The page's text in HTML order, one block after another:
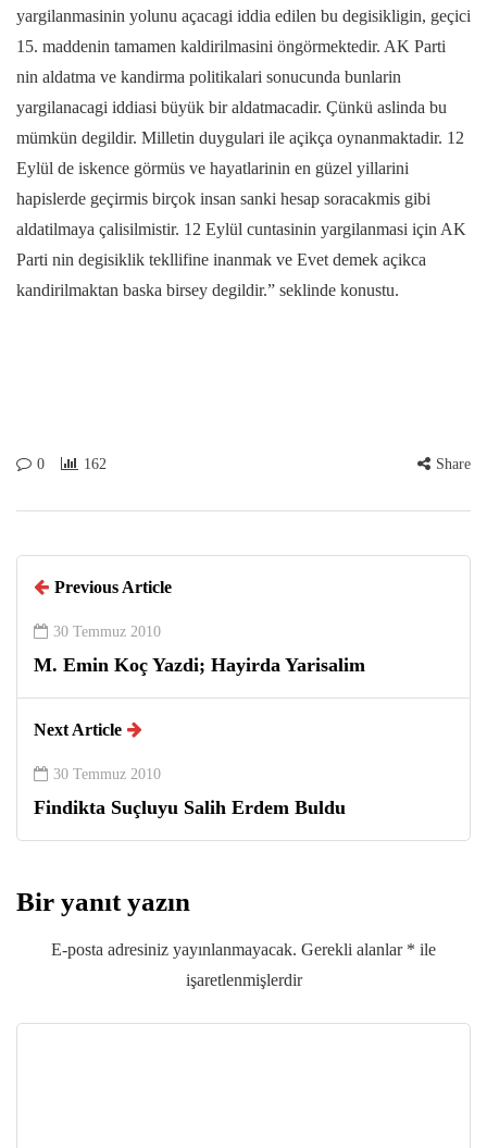
yargilanmasinin yolunu açacagi iddia edilen bu degisikligin, geçici
15. maddenin tamamen kaldirilmasini öngörmektedir. AK Parti
nin aldatma ve kandirma politikalari sonucunda bunlarin
yargilanacagi iddiasi büyük bir aldatmacadir. Çünkü aslinda bu
mümkün degildir. Milletin duygulari ile açikça oynanmaktadir. 12
Eylül de iskence görmüs ve hayatlarinin en güzel yillarini
hapislerde geçirmis birçok insan sanki hesap soracakmis gibi
aldatilmaya çalisilmistir. 12 Eylül cuntasinin yargilanmasi için AK
Parti nin degisiklik tekllifine inanmak ve Evet demek açikca
kandirilmaktan baska birsey degildir.” seklinde konustu.
0 162 Share
Previous Article
30 Temmuz 2010
M. Emin Koç Yazdi; Hayirda Yarisalim
Next Article
30 Temmuz 2010
Findikta Suçluyu Salih Erdem Buldu
Bir yanıt yazın
E-posta adresiniz yayınlanmayacak. Gerekli alanlar * ile
işaretlenmişlerdir